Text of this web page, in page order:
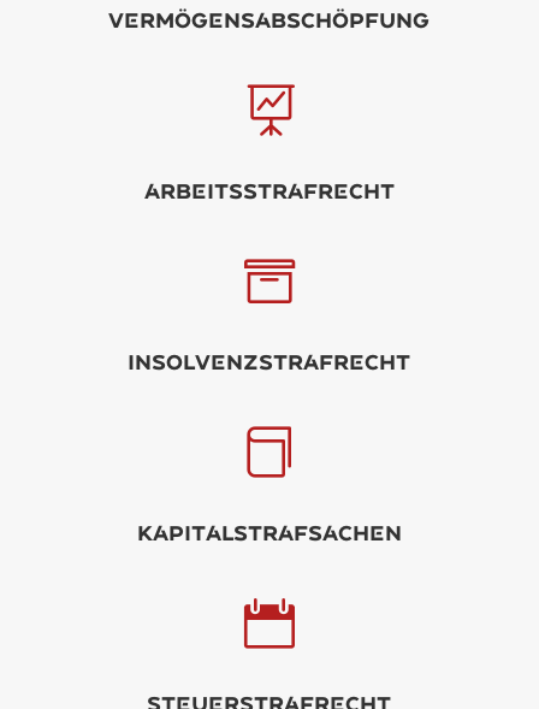
Vrmögnsbschöpfung

rbitsstrfrcht

Insolvnzstrfrcht

KpitlstrfSCHN

Sturstrfrcht